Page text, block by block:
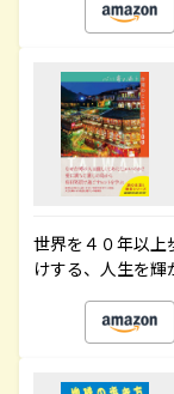
世界を４０年以上
けする、人生を